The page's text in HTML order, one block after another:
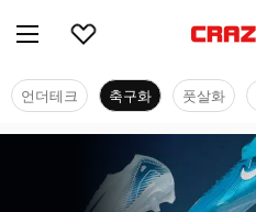
언더테크 축구화 풋살화